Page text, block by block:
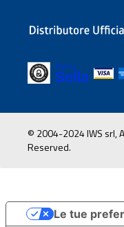
© 2004-2024 IWS srl,
Reserved.
Le tue